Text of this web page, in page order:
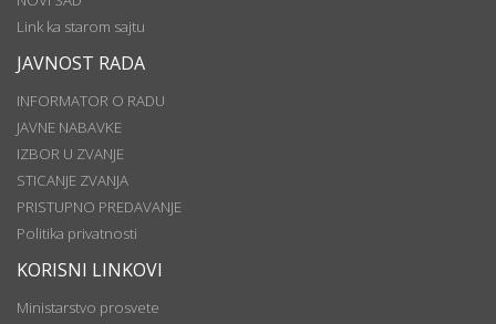
Link ka starom sajtu
JAVNOST RADA
INFORMATOR O RADU
JAVNE NABAVKE
IZBOR U ZVANJE
STICANJE ZVANJA
PRISTUPNO PREDAVANJE
Politika privatnosti
KORISNI LINKOVI
Ministarstvo prosvete